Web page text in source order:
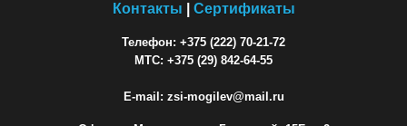
Контакты Сертификаты
Телефон: +375 (222) 70-21-72
МТС: +375 (29) 842-64-55
E-mail: zsi-mogilev@mail.ru